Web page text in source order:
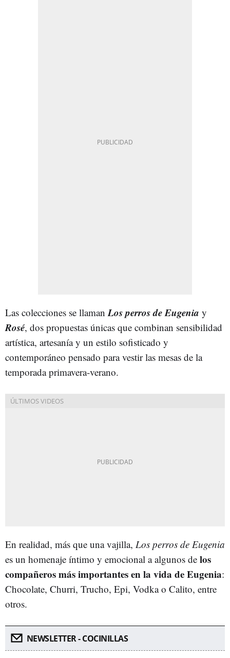
Las colecciones se llaman Los perros de Eugenia y
Rosé, dos propuestas únicas que combinan sensibilidad
artística, artesanía y un estilo sofisticado y
contemporáneo pensado para vestir las mesas de la
temporada primavera-verano.
En realidad, más que una vajilla, Los perros de Eugenia
es un homenaje íntimo y emocional a algunos de los
compañeros más importantes en la vida de Eugenia:
Chocolate, Churri, Trucho, Epi, Vodka o Calito, entre
otros.
NEWSLETTER - COCINILLAS